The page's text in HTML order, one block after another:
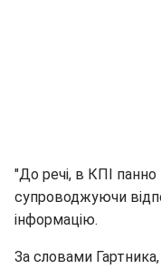
"До речі, в КПІ панно
супроводжуючи
інформацію.
За словами